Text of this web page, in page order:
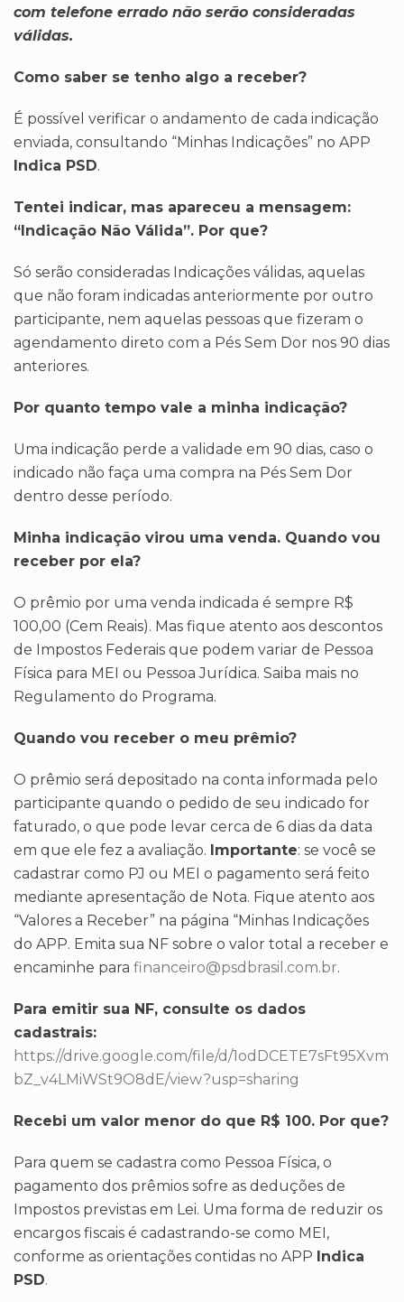
com telefone errado não serão consideradas
válidas.
Como saber se tenho algo a receber?
É possível verificar o andamento de cada indicação
enviada, consultando “Minhas Indicações” no APP
Indica PSD.
Tentei indicar, mas apareceu a mensagem:
“Indicação Não Válida”. Por que?
Só serão consideradas Indicações válidas, aquelas
que não foram indicadas anteriormente por outro
participante, nem aquelas pessoas que fizeram o
agendamento direto com a Pés Sem Dor nos 90 dias
anteriores.
Por quanto tempo vale a minha indicação?
Uma indicação perde a validade em 90 dias, caso o
indicado não faça uma compra na Pés Sem Dor
dentro desse período.
Minha indicação virou uma venda. Quando vou
receber por ela?
O prêmio por uma venda indicada é sempre R$
100,00 (Cem Reais). Mas fique atento aos descontos
de Impostos Federais que podem variar de Pessoa
Física para MEI ou Pessoa Jurídica. Saiba mais no
Regulamento do Programa.
Quando vou receber o meu prêmio?
O prêmio será depositado na conta informada pelo
participante quando o pedido de seu indicado for
faturado, o que pode levar cerca de 6 dias da data
em que ele fez a avaliação. Importante: se você se
cadastrar como PJ ou MEI o pagamento será feito
mediante apresentação de Nota. Fique atento aos
“Valores a Receber” na página “Minhas Indicações
do APP. Emita sua NF sobre o valor total a receber e
encaminhe para financeiro@psdbrasil.com.br.
Para emitir sua NF, consulte os dados
cadastrais:
https://drive.google.com/file/d/1odDCETE7sFt95Xvm
bZ_v4LMiWSt9O8dE/view?usp=sharing
Recebi um valor menor do que R$ 100. Por que?
Para quem se cadastra como Pessoa Física, o
pagamento dos prêmios sofre as deduções de
Impostos previstas em Lei. Uma forma de reduzir os
encargos fiscais é cadastrando-se como MEI,
conforme as orientações contidas no APP Indica
PSD.